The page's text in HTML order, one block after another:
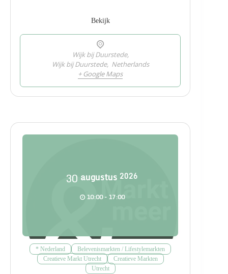
Bekijk
Wijk bij Duurstede,
Wijk bij Duurstede, Netherlands
+ Google Maps
30 augustus 2026
10:00 - 17:00
* Nederland
Belevenismarkten / Lifestylemarkten
Creatieve Markt Utrecht
Creatieve Markten
Utrecht